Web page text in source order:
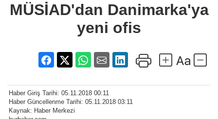
MÜSİAD'dan Danimarka'ya
yeni ofis
Haber Giriş Tarihi: 05.11.2018 00:11
Haber Güncellenme Tarihi: 05.11.2018 03:11
Kaynak: Haber Merkezi